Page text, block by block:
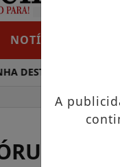
NOTÍCIAS
EM PORTO
A